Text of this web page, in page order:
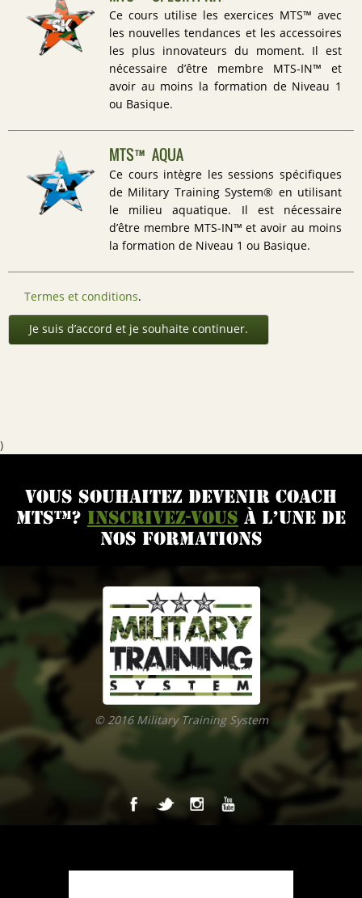
Ce cours utilise les exercices MTS™ avec
les nouvelles tendances et les accessoires
les plus innovateurs du moment. Il est
nécessaire d’être membre MTS-IN™ et
avoir au moins la formation de Niveau 1
ou Basique.
MTS™ AQUA
Ce cours intègre les sessions spécifiques
de Military Training System® en utilisant
le milieu aquatique. Il est nécessaire
d’être membre MTS-IN™ et avoir au moins
la formation de Niveau 1 ou Basique.
Termes et conditions.
Je suis d’accord et je souhaite continuer.
)
VOUS SOUHAITEZ DEVENIR COACH
MTS™?
INSCRIVEZ-VOUS À L’UNE DE
NOS FORMATIONS
© 2016 Military Training System